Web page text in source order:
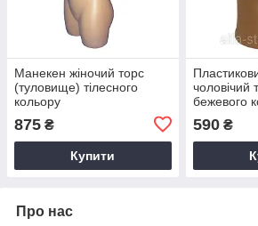
Манекен жіночий торс
(туловище) тілесного
кольору
875 ₴
Купити
чоловічий
бежевого
590₴
Про нас